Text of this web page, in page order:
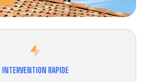
INTERVENTION RAPIDE